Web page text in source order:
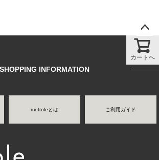
カートへ
ページ
トップ
へ
SHOPPING INFORMATION
mottoleとは ご利用ガイド